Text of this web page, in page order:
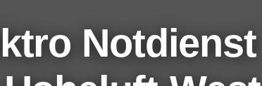
Notdienst